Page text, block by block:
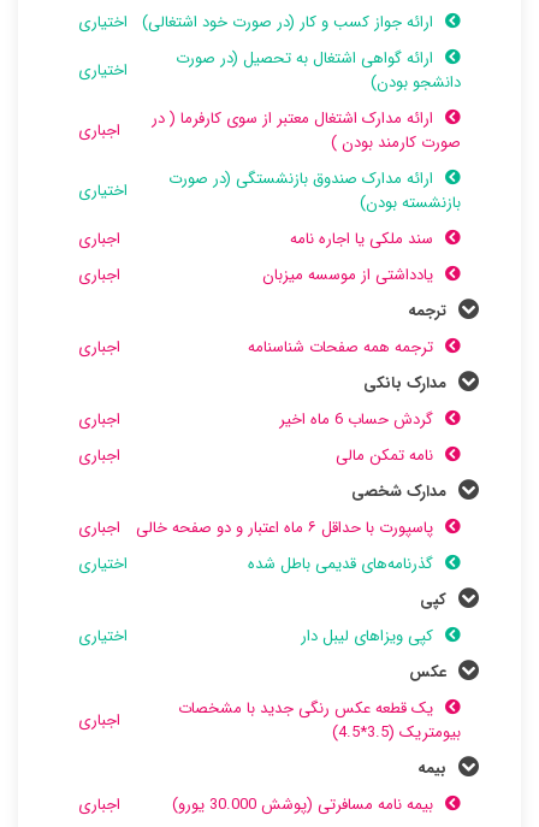
ارائه جواز کسب و کار (در صورت خود اشتغالی)
اختیاری
ارائه گواهی اشتغال به تحصیل (در صورت
دانشجو بودن)
اختیاری
ارائه مدارک اشتغال معتبر از سوی کارفرما ( در
صورت کارمند بودن )
اجباری
ارائه مدارک صندوق بازنشستگی (در صورت
بازنشسته بودن)
اختیاری
سند ملکی یا اجاره نامه
اجباری
یادداشتی از موسسه میزبان
اجباری
ترجمه
ترجمه همه صفحات شناسنامه
اجباری
مدارک بانکی
گردش حساب 6 ماه اخیر
اجباری
نامه تمکن مالی
اجباری
مدارک شخصی
پاسپورت با حداقل ۶ ماه اعتبار و دو صفحه خالی
اجباری
گذرنامه‌های قدیمی باطل شده
اختیاری
کپی
کپی ویزاهای لیبل دار
اختیاری
عکس
یک قطعه عکس رنگی جدید با مشخصات
بیومتریک (3.5*4.5)
اجباری
بیمه
بیمه نامه مسافرتی (پوشش 30.000 یورو)
اجباری